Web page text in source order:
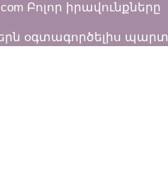
Բոլոր իրավունքները
օգտագործելիս